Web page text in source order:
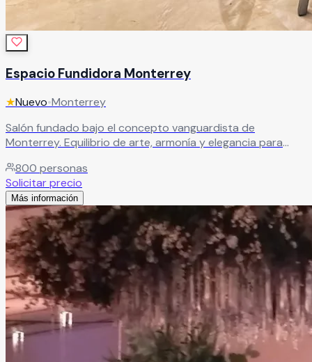
Espacio Fundidora Monterrey
★Nuevo•Monterrey
Salón fundado bajo el concepto vanguardista de
Monterrey. Equilibrio de arte, armonía y elegancia para
para hasta 800 invitados.
800 personas
Solicitar precio
Más información